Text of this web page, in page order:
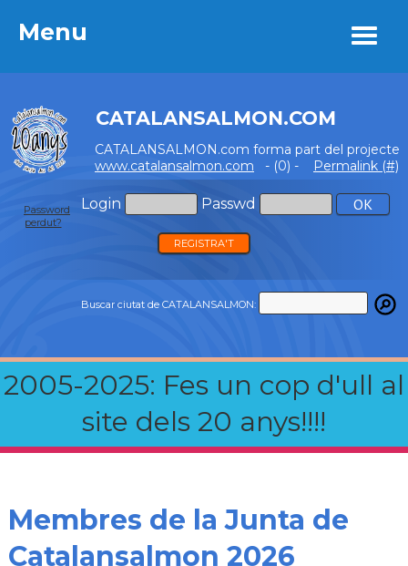
Menu
CATALANSALMON.COM
CATALANSALMON.com forma part del projecte
www.catalansalmon.com - (0) - Permalink (#)
Login Passwd
Password
perdut?
REGISTRA'T
Buscar ciutat de CATALANSALMON:
2005-2025: Fes un cop d'ull al
site dels 20 anys!!!!
Menu
Membres de la Junta de
Catalansalmon 2026